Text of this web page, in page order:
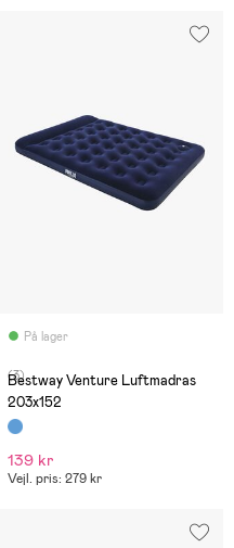
På lager
(3)
Bestway Venture Luftmadras
203x152
139 kr
Vejl. pris: 279 kr